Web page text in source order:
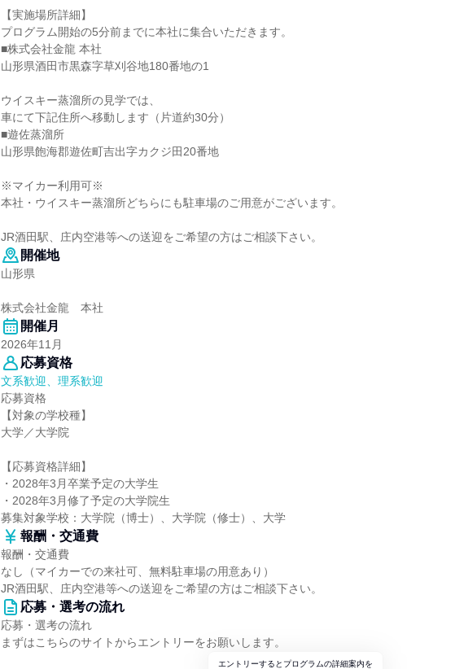
【実施場所詳細】
プログラム開始の5分前までに本社に集合いただきます。
■株式会社金龍 本社
山形県酒田市黒森字草刈谷地180番地の1
ウイスキー蒸溜所の見学では、
車にて下記住所へ移動します（片道約30分）
■遊佐蒸溜所
山形県飽海郡遊佐町吉出字カクジ田20番地
※マイカー利用可※
本社・ウイスキー蒸溜所どちらにも駐車場のご用意がございます。
JR酒田駅、庄内空港等への送迎をご希望の方はご相談下さい。
開催地
山形県
株式会社金龍 本社
開催月
2026年11月
応募資格
文系歓迎、理系歓迎
応募資格
【対象の学校種】
大学／大学院
【応募資格詳細】
・2028年3月卒業予定の大学生
・2028年3月修了予定の大学院生
募集対象学校：大学院（博士）、大学院（修士）、大学
報酬・交通費
報酬・交通費
なし（マイカーでの来社可、無料駐車場の用意あり）
JR酒田駅、庄内空港等への送迎をご希望の方はご相談下さい。
応募・選考の流れ
応募・選考の流れ
まずはこちらのサイトからエントリーをお願いします。
エントリーするとプログラムの詳細案内を